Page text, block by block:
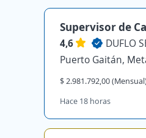
Supervisor de
4,6
DUFLO
Puerto Gaitán,
$ 2.981.792,00
Hace 18 horas